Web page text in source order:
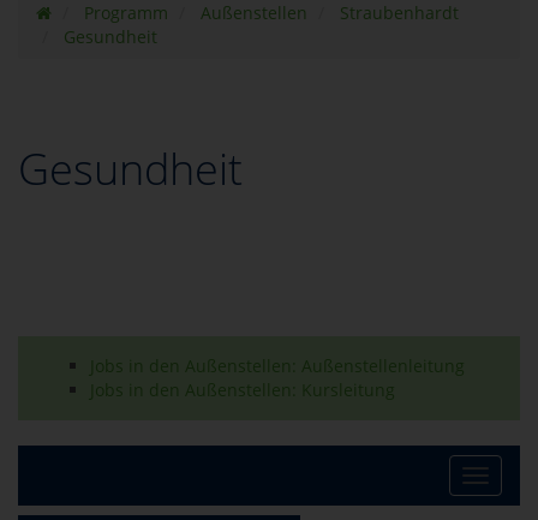
Programm Außenstellen
Straubenhardt
Gesundheit
Gesundheit
Jobs in den Außenstellen: Außenstellenleitung
Jobs in den Außenstellen: Kursleitung
Toggle